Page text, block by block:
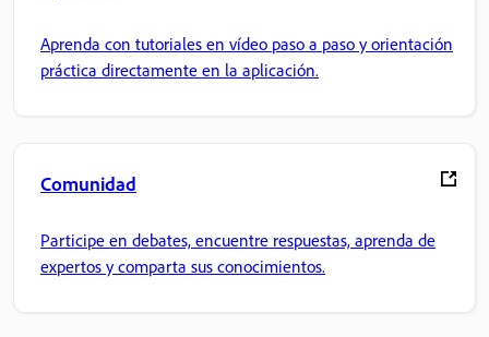
Aprenda con tutoriales en vídeo paso a paso y orientación
práctica directamente en la aplicación.
Comunidad
Participe en debates, encuentre respuestas, aprenda de
expertos y comparta sus conocimientos.